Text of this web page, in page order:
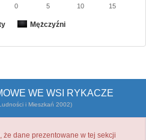
Mężczyźni
0 5 10 15
WE WSI RYKACZE
i Mieszkań 2002)
że dane prezentowane w tej sekcji